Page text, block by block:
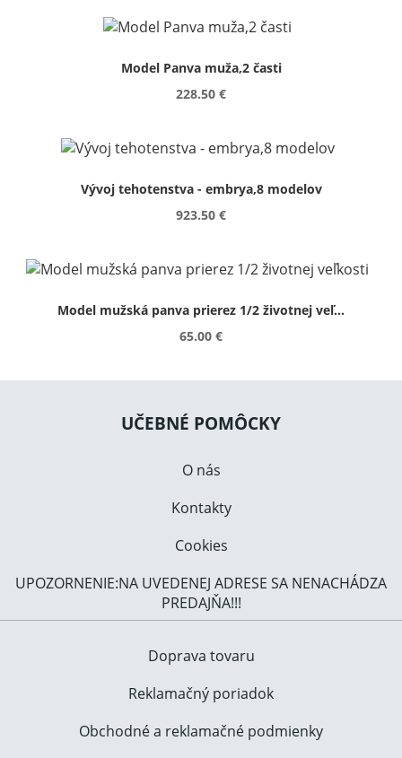
Model Panva muža,2 časti
228.50 €
Vývoj tehotenstva - embrya,8 modelov
923.50 €
Model mužská panva prierez 1/2 životnej veľ...
65.00 €
UČEBNÉ POMÔCKY
O nás
Kontakty
Cookies
UPOZORNENIE:NA UVEDENEJ ADRESE SA NENACHÁDZA
PREDAJŇA!!!
Doprava tovaru
Reklamačný poriadok
Obchodné a reklamačné podmienky